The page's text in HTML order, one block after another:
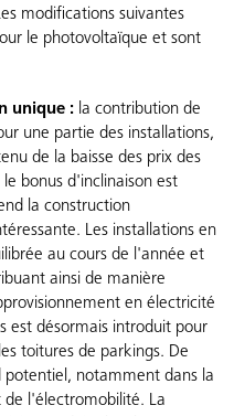
modifications suivantes
le photovoltaïque et sont
unique : la contribution de
une partie des installations,
de la baisse des prix des
bonus d'inclinaison est
la construction
Les installations en
au cours de l'année et
ainsi de manière
en électricité
est désormais introduit pour
toitures de parkings. De
potentiel, notamment dans la
de l'électromobilité. La